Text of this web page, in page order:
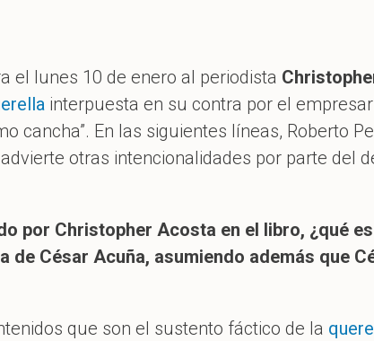
el lunes 10 de enero al periodista
interpuesta en su contra por el
cancha”. En las siguientes líneas, Roberto
otras intencionalidades por parte del
por Christopher Acosta en el libro, ¿qué
César Acuña, asumiendo además que
que son el sustento fáctico de la